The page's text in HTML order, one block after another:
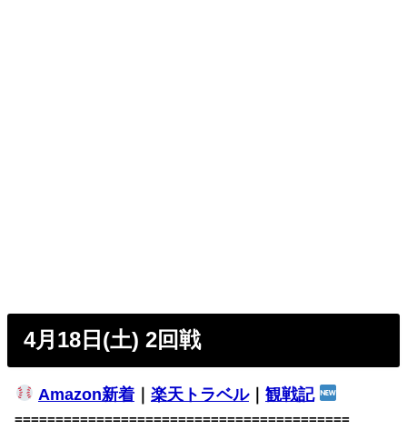
4月18日(土) 2回戦
Amazon新着｜ 楽天トラベル｜ 観戦記
=========================================